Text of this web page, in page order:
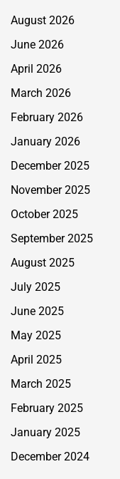
August 2026
June 2026
April 2026
March 2026
February 2026
January 2026
December 2025
November 2025
October 2025
September 2025
August 2025
July 2025
June 2025
May 2025
April 2025
March 2025
February 2025
January 2025
December 2024